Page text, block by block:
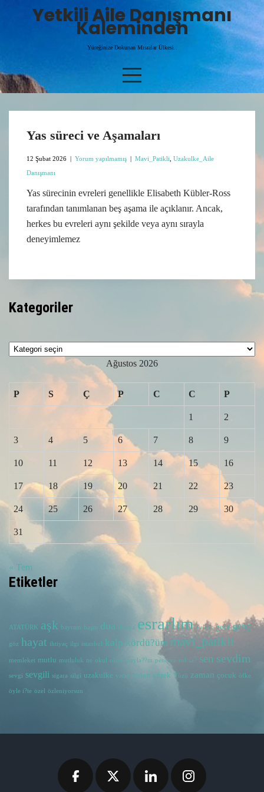
Yetkili Aile Danışmanı
Kaleminden
Yüreğinize Dokunan Mısralar Ülkesi..
Yas süreci ve Aşamaları
12 Şubat 2026 | Yorum yapılmamış | Mavi_Patikli Uzakulke_Aile
Danışmanı
Yas sürecinin evreleri genellikle Elisabeth Kübler-Ross
tarafından tanımlanan beş aşama ile açıklanır. Ancak,
herkes bu evreleri aynı şekilde veya aynı sırayla
deneyimlemez
Kategoriler
Kategoriler
Ağustos 2026
P S Ç P C C P
1 2
3 4 5 6 7 8 9
10 11 12 13 14 15 16
17 18 19 20 21 22 23
24 25 26 27 28 29 30
31
« Tem
Etiketler
ATATÜRK aşk bayram başın dua dünya esrarlım evlilik gece genç
göz hayat ihtiyaç ilgi istanbul kalp kördü?üm mavi_patikli
memleket mutlu mutluluk ne okul olsun payla??m pencere rol sa? sen sevdim
sevgi sevgili sigara silgi uzakulke vatan yalan yürek Yüzü zaman çocuk öfke
öyle i?te özel özleniyorsun